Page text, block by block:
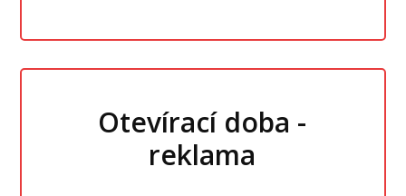
Otevírací doba -
reklama